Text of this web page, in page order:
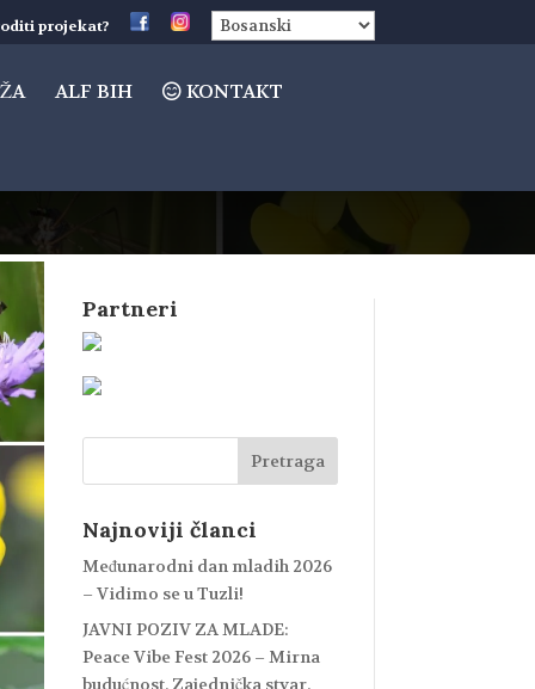
projekat?
ALF BIH KONTAKT
Partneri
Najnoviji članci
Međunarodni dan mladih 2026
– Vidimo se u Tuzli!
JAVNI POZIV ZA MLADE:
Peace Vibe Fest 2026 – Mirna
budućnost. Zajednička stvar.